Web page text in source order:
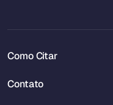
Como Citar
Contato